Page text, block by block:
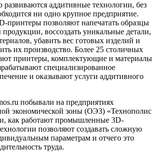
аддитивные технологии, без
ни одно крупное предприятие.
позволяют напечатать образцы
воссоздать уникальные детали,
убавить вес готовых изделий и
их производство. Более 25 столичных
принтеры, комплектующие и материалы
специализированное
и оказывают услуги аддитивного
побывали на предприятиях
экономической зоны (ОЭЗ) «Технополис
как работают промышленные 3D-
позволяют создавать сложную
параметрам и отчего это
труда.